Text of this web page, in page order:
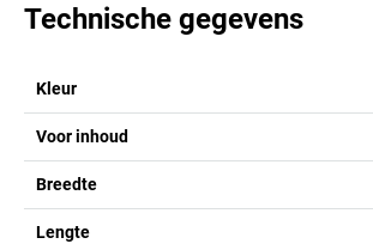
Technische gegevens
Kleur
Voor inhoud
Breedte
Lengte